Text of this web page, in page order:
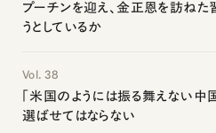
プーチンを迎え、金正恩を訪ねた
うとしているか
Vol. 38
「米国のようには振る舞えない中
選ばせてはならない